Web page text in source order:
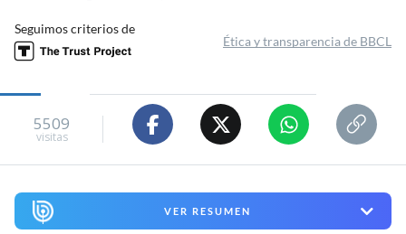
Seguimos criterios de
Ética y transparencia de BBCL
5509
visitas
VER RESUMEN